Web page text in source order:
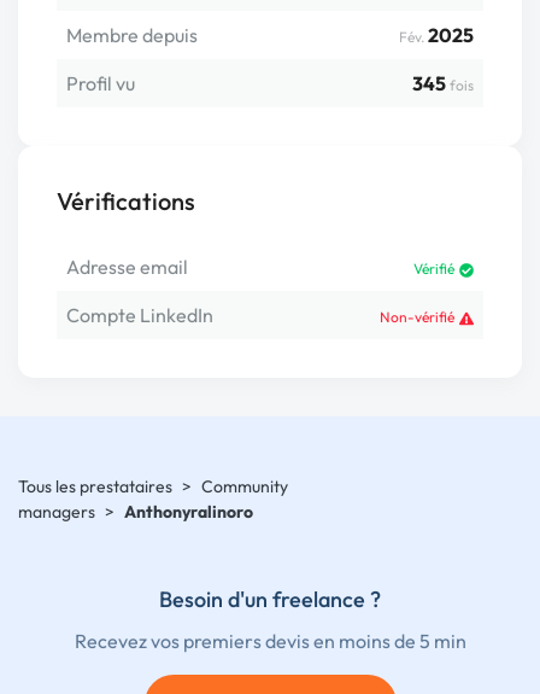
Membre depuis Fév. 2025
Profil vu
345 fois
Vérifications
Adresse email Vérifié
Compte LinkedIn Non-vérifié
Tous les prestataires > Community
managers > Anthonyralinoro
Besoin d'un freelance ?
Recevez vos premiers devis en moins de 5 min